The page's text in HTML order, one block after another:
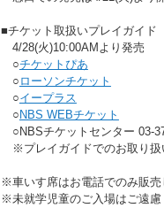
■チケット取扱いプレイガイド
4/28(火)10:00AMより発売
○チケットぴあ
○ ローソンチケット
○イープラス
○ NBS WEBチケット
○NBSチケットセンター 03-
※プレイガイドでのお取り扱
※車いす席はお電話でのみ販売
※未就学児童のご入場はご遠慮